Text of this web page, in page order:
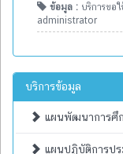
ข้อมูล : บริการขอ
administrator
บริการข้อมูล
แผนพัฒนาการศึ
แผนปฏิบัติการปร